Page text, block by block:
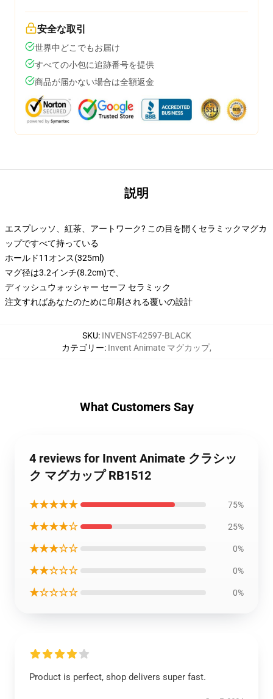
安全な取引
世界中どこでもお届け
すべての小包に追跡番号を提供
商品が届かない場合は全額返金
説明
エスプレッソ、紅茶、アートワーク? この目を開くセラミックマグカ
ップですべて持っている
ホールド11オンス(325ml)
マグ径は3.2インチ(8.2cm)で、
ディッシュウォッシャー セーフ セラミック
注文すればあなたのために印刷される覆いの設計
SKU: INVENST-42597-BLACK
カテゴリー: Invent Animate マグカップ,
What Customers Say
4 reviews for Invent Animate クラシッ
ク マグカップ RB1512
★★★★★ 75%
★★★★☆ 25%
★★★☆☆ 0%
★★☆☆☆ 0%
★☆☆☆☆ 0%
Product is perfect, shop delivers super fast.